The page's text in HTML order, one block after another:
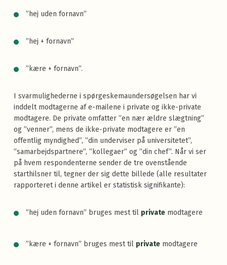
”hej uden fornavn”
”hej + fornavn”
”kære + fornavn”.
I svarmulighederne i spørgeskemaundersøgelsen har vi
inddelt modtagerne af e-mailene i private og ikke-private
modtagere. De private omfatter ”en nær ældre slægtning”
og ”venner”, mens de ikke-private modtagere er ”en
offentlig myndighed”, ”din underviser på universitetet”,
”samarbejdspartnere”, ”kollegaer” og ”din chef”. Når vi ser
på hvem respondenterne sender de tre ovenstående
starthilsner til, tegner der sig dette billede (alle resultater
rapporteret i denne artikel er statistisk signifikante):
”hej uden fornavn” bruges mest til privatemodtagere
”kære + fornavn” bruges mest til privatemodtagere